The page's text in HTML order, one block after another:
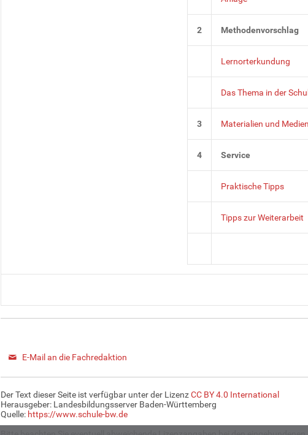
2 Methodenvorschlag
Lernorterkundung
Das Thema in der
3 Materialien und Medien
4 Service
Praktische Tipps
Tipps zur Weiterarbeit
E-Mail an die Fachredaktion
Der Text dieser Seite ist verfügbar unter der LizenzCC BY 4.0 International
Herausgeber: Landesbildungsserver Baden-Württemberg
Quelle: https://www.schule-bw.de